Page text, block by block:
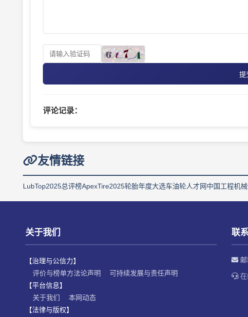
提
评论记录：
友情链接
LubTop2025总评榜ApexTire2025轮胎年度大选车油轮人才网中国工程机
关于我们
【治理与公信力】
评价与榜单方法论声明
可持续发展与责任声明
【平台信息】
关于我们
本网动态
【法律与版权】
联
在